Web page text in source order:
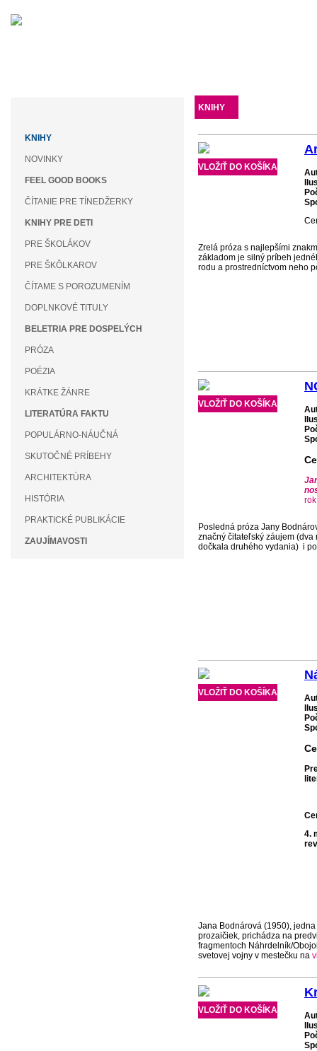
KNIHY
NOVINKY
FEEL GOOD BOOKS
ČÍTANIE PRE TÍNEDŽERKY
KNIHY PRE DETI
PRE ŠKOLÁKOV
PRE ŠKÔLKAROV
ČÍTAME S POROZUMENÍM
DOPLNKOVÉ TITULY
BELETRIA PRE DOSPELÝCH
PRÓZA
POÉZIA
KRÁTKE ŽÁNRE
LITERATÚRA FAKTU
POPULÁRNO-NÁUČNÁ
SKUTOČNÉ PRÍBEHY
ARCHITEKTÚRA
HISTÓRIA
PRAKTICKÉ PUBLIKÁCIE
ZAUJÍMAVOSTI
KNIHY
VLOŽIŤ DO KOŠÍKA
Zrelá próza s najlepšími
základom je silný príbeh
rodu a prostredníctvom neho
VLOŽIŤ DO KOŠÍKA
Posledná próza Jany
značný čitateľský záujem
dočkala druhého vydania) i
4.
VLOŽIŤ DO KOŠÍKA
Jana Bodnárová (1950),
prozaičiek, prichádza na
fragmentoch Náhrdelník/
svetovej vojny v mestečku na
VLOŽIŤ DO KOŠÍKA